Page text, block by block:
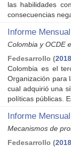
las habilidades
consecuencias
Informe
Colombia y OCDE
Fedesarrollo (
Colombia es el
Organización para
cual adquirió una
políticas públicas.
Informe
Mecanismos de
Fedesarrollo (